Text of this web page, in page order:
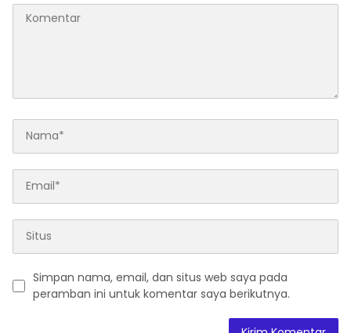
Simpan nama, email, dan situs web saya pada
peramban ini untuk komentar saya berikutnya.